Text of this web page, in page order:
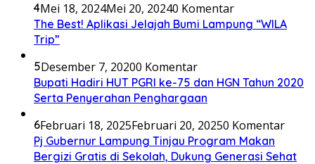
4Mei 18, 2024Mei 20, 20240 Komentar
The Best! Aplikasi Jelajah Bumi Lampung “WILA
Trip”
5Desember 7, 20200 Komentar
Bupati Hadiri HUT PGRI ke-75 dan HGN Tahun 2020
Serta Penyerahan Penghargaan
6Februari 18, 2025Februari 20, 20250 Komentar
Pj Gubernur Lampung Tinjau Program Makan
Bergizi Gratis di Sekolah, Dukung Generasi Sehat